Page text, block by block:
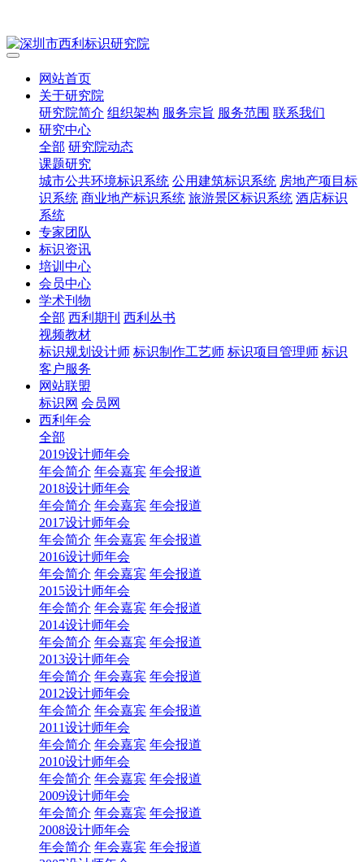
网站首页
关于研究院
研究院简介 组织架构 服务宗旨 服务范围 联系我们
研究中心
全部 研究院动态
课题研究
城市公共环境标识系统 公用建筑标识系统 房地产项目标
识系统 商业地产标识系统 旅游景区标识系统 酒店标识
系统
专家团队
标识资讯
培训中心
会员中心
学术刊物
全部 西利期刊 西利丛书
视频教材
标识规划设计师 标识制作工艺师 标识项目管理师 标识
客户服务
网站联盟
标识网 会员网
西利年会
全部
2019设计师年会
年会简介 年会嘉宾 年会报道
2018设计师年会
年会简介 年会嘉宾 年会报道
2017设计师年会
年会简介 年会嘉宾 年会报道
2016设计师年会
年会简介 年会嘉宾 年会报道
2015设计师年会
年会简介 年会嘉宾 年会报道
2014设计师年会
年会简介 年会嘉宾 年会报道
2013设计师年会
年会简介 年会嘉宾 年会报道
2012设计师年会
年会简介 年会嘉宾 年会报道
2011设计师年会
年会简介 年会嘉宾 年会报道
2010设计师年会
年会简介 年会嘉宾 年会报道
2009设计师年会
年会简介 年会嘉宾 年会报道
2008设计师年会
年会简介 年会嘉宾 年会报道